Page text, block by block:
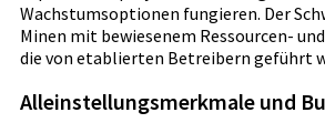
Wachstumsoptionen fungieren. Der
Minen mit bewiesenem Ressourcen-
die von etablierten Betreibern geführt
Alleinstellungsmerkmale und